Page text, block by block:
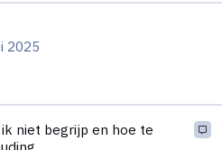
2025
niet begrijp en hoe te